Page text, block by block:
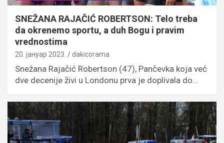
SNEŽANA RAJAČIĆ ROBERTSON: Telo treba
da okrenemo sportu, a duh Bogu i pravim
vrednostima
20. јануар 2023. dakicorama
Snežana Rajačić Robertson (47), Pančevka koja već
dve decenije živi u Londonu prva je doplivala do…